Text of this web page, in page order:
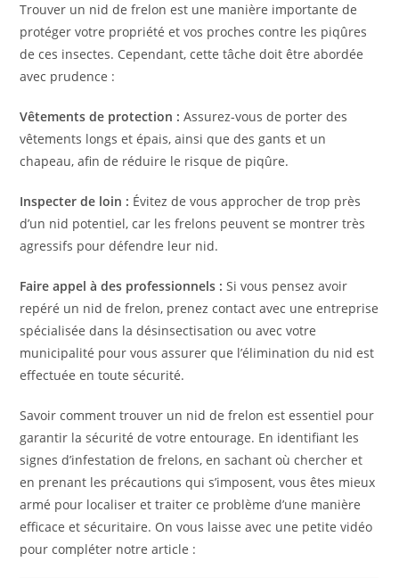
Trouver un nid de frelon est une manière importante de
protéger votre propriété et vos proches contre les piqûres
de ces insectes. Cependant, cette tâche doit être abordée
avec prudence :
Vêtements de protection : Assurez-vous de porter des
vêtements longs et épais, ainsi que des gants et un
chapeau, afin de réduire le risque de piqûre.
Inspecter de loin : Évitez de vous approcher de trop près
d’un nid potentiel, car les frelons peuvent se montrer très
agressifs pour défendre leur nid.
Faire appel à des professionnels : Si vous pensez avoir
repéré un nid de frelon, prenez contact avec une entreprise
spécialisée dans la désinsectisation ou avec votre
municipalité pour vous assurer que l’élimination du nid est
effectuée en toute sécurité.
Savoir comment trouver un nid de frelon est essentiel pour
garantir la sécurité de votre entourage. En identifiant les
signes d’infestation de frelons, en sachant où chercher et
en prenant les précautions qui s’imposent, vous êtes mieux
armé pour localiser et traiter ce problème d’une manière
efficace et sécuritaire. On vous laisse avec une petite vidéo
pour compléter notre article :